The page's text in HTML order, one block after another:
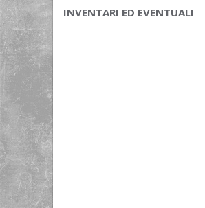
INVENTARI ED EVENTUALI